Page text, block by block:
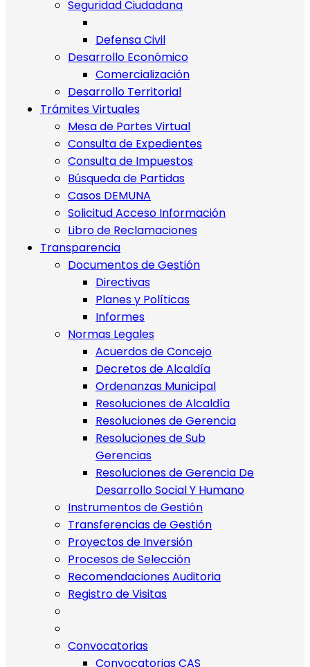
Seguridad Ciudadana
Defensa Civil
Desarrollo Económico
Comercialización
Desarrollo Territorial
Trámites Virtuales
Mesa de Partes Virtual
Consulta de Expedientes
Consulta de Impuestos
Búsqueda de Partidas
Casos DEMUNA
Solicitud Acceso Información
Libro de Reclamaciones
Transparencia
Documentos de Gestión
Directivas
Planes y Políticas
Informes
Normas Legales
Acuerdos de Concejo
Decretos de Alcaldía
Ordenanzas Municipal
Resoluciones de Alcaldía
Resoluciones de Gerencia
Resoluciones de Sub
Gerencias
Resoluciones de Gerencia De
Desarrollo Social Y Humano
Instrumentos de Gestión
Transferencias de Gestión
Proyectos de Inversión
Procesos de Selección
Recomendaciones Auditoria
Registro de Visitas
Convocatorias
Convocatorias CAS